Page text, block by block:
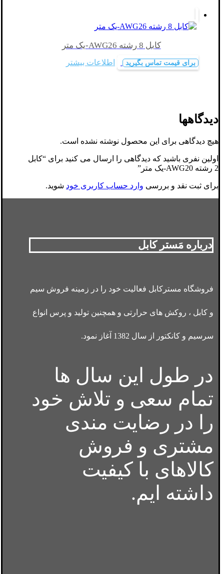
کابل 8 رشته AWG26-یک متر
برای قیمت تماس بگیرید اطلاعات بیشتر
دیدگاهها
هیچ دیدگاهی برای این محصول نوشته نشده است.
اولین نفری باشید که دیدگاهی را ارسال می کنید برای “کابل
2 رشته AWG20-یک متر”
برای ثبت نقد و بررسی وارد حساب کاربری خود شوید.
درباره مَستر کابل
فروشگاه مسترکابل فعالیت خود را در زمینه فروش سیم
و کابل ، روکش های حرارتی و همچنین تولید و پرس انواع
سرسیم و کانکتور از سال 1382 آغاز نمود.
در طول این سال ها
تمام سعی و تلاش خود
را در رضایت مندی
مشتری و فروش
کالاهای با کیفیت
داشته ایم.